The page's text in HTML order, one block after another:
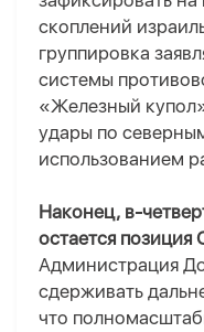
скоплений
группировка
системы
«Железный
удары по
использованием
Наконец, в-
остается
Администрация
сдерживать
что